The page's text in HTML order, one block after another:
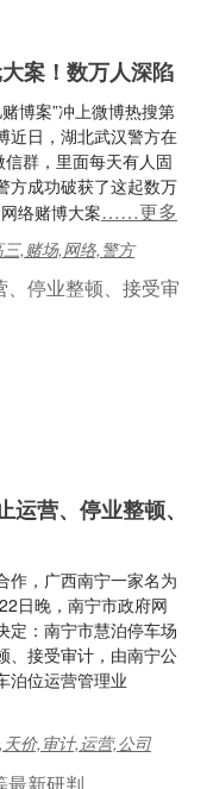
案！数万人深陷
博案”冲上微博热搜第
近日，湖北武汉警方在
信群，里面每天有人固
方成功破获了这起数万
络赌博大案……更多
,赌场,网络,警方
营、停业整顿、
作，广西南宁一家名为
日晚，南宁市政府网
定：南宁市慧泊停车场
、接受审计，由南宁公
泊位运营管理业
价,审计,运营,公司